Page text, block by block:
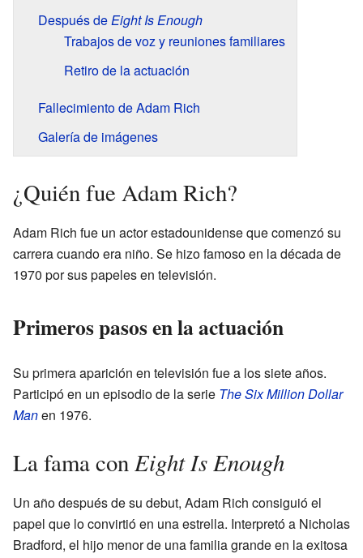
Después deEight Is Enough
Trabajos de voz y reuniones familiares
Retiro de la actuación
Fallecimiento de Adam Rich
Galería de imágenes
¿Quién fue Adam Rich?
Adam Rich fue un actor estadounidense que comenzó su
carrera cuando era niño. Se hizo famoso en la década de
1970 por sus papeles en televisión.
Primeros pasos en la actuación
Su primera aparición en televisión fue a los siete años.
Participó en un episodio de la serie The Six Million Dollar
Manen 1976.
La fama con Eight Is Enough
Un año después de su debut, Adam Rich consiguió el
papel que lo convirtió en una estrella. Interpretó a Nicholas
Bradford, el hijo menor de una familia grande en la exitosa